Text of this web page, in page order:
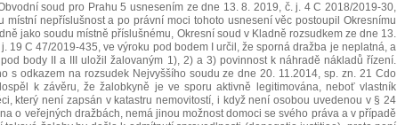
soud pro Prahu 5 usnesením ze dne 13. 8. 2019, č. j. 4 C 2018/2019-30,
místní nepříslušnost a po právní moci tohoto usnesení věc postoupil Okresnímu
jako soudu místně příslušnému, Okresní soud v Kladně rozsudkem ze dne 13.
19 C 47/2019-435, ve výroku pod bodem I určil, že sporná dražba je neplatná, a
body II a III uložil žalovaným 1), 2) a 3) povinnost k náhradě nákladů řízení.
s odkazem na rozsudek Nejvyššího soudu ze dne 20. 11.2014, sp. zn. 21 Cdo
k závěru, že žalobkyně je ve sporu aktivně legitimována, neboť vlastník
který není zapsán v katastru nemovitostí, i když není osobou uvedenou v § 24
o veřejných dražbách, nemá jinou možnost domoci se svého práva a v případě